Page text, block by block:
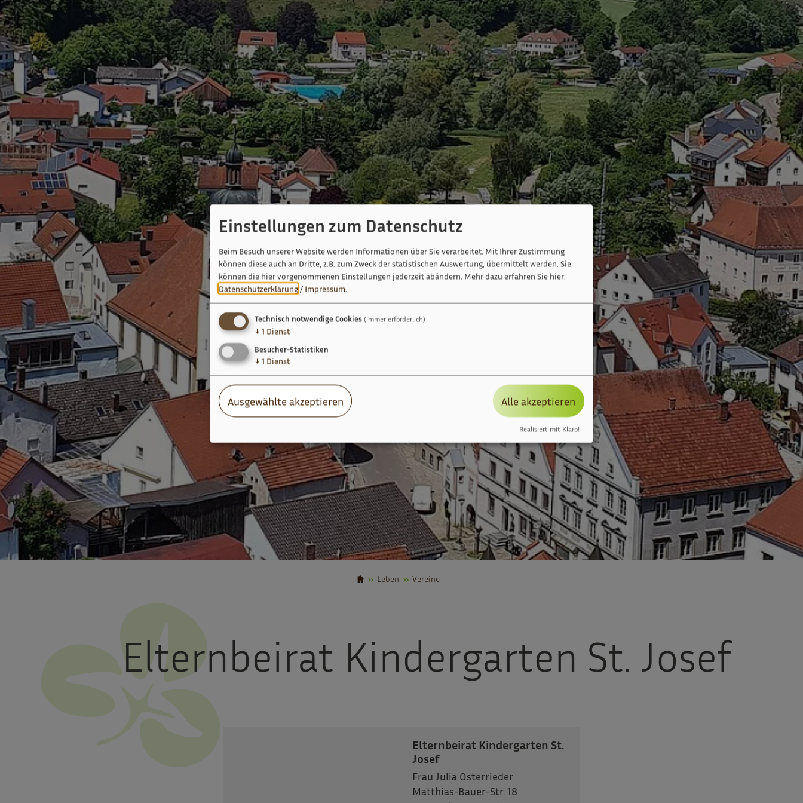
Leben Vereine
Elternbeirat Kindergarten St. Josef
Elternbeirat Kindergarten St.
Josef
Frau Julia Osterrieder
Matthias-Bauer-Str. 18
Einstellungen zum Datenschutz
Beim Besuch unserer Website werden Informationen über Sie verarbeitet. Mit Ihrer Zustimmung
können diese auch an Dritte, z.B. zum Zweck der statistischen Auswertung, übermittelt werden. Sie
können die hier vorgenommenen Einstellungen jederzeit abändern. Mehr dazu erfahren Sie hier:
Datenschutzerklärung / Impressum
Technisch notwendige Cookies (immer erforderlich)
↓ 1 Dienst
Besucher-Statistiken
↓ 1 Dienst
Ausgewählte akzeptieren Alle akzeptieren
Realisiert mit Klaro!